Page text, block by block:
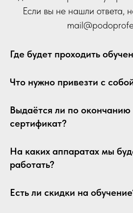
Если вы не нашли ответа,
mail@p
Где будет проходить
Что нужно привезти с
Выдаётся ли по окончанию
сертификат?
На каких аппаратах мы
работать?
Есть ли скидки на